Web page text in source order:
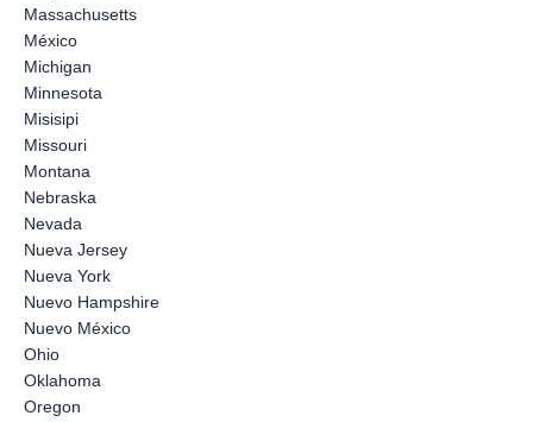
Massachusetts
México
Michigan
Minnesota
Misisipi
Missouri
Montana
Nebraska
Nevada
Nueva Jersey
Nueva York
Nuevo Hampshire
Nuevo México
Ohio
Oklahoma
Oregon